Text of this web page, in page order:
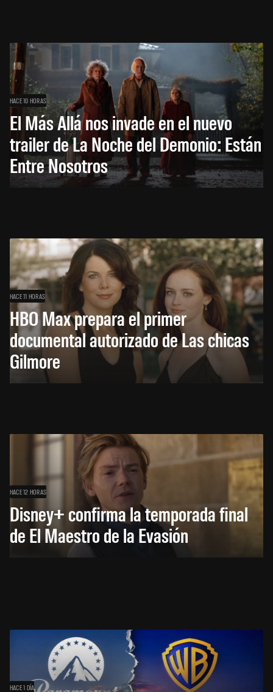
HACE 10 HORAS
El Más Allá nos invade en el nuevo
trailer de La Noche del Demonio: Están
Entre Nosotros
HACE 11 HORAS
HBO Max prepara el primer
documental autorizado de Las chicas
Gilmore
HACE 12 HORAS
Disney+ confirma la temporada final
de El Maestro de la Evasión
HACE 1 DÍA